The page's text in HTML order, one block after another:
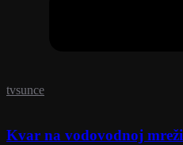
tvsunce
Kvar na vodovodnoj mreži